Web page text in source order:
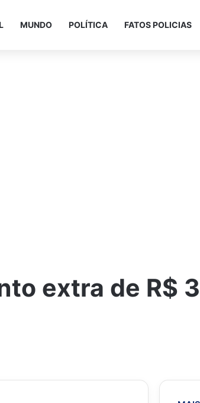
MUNDO POLÍTICA FATOS POLICIAS
extra de R$